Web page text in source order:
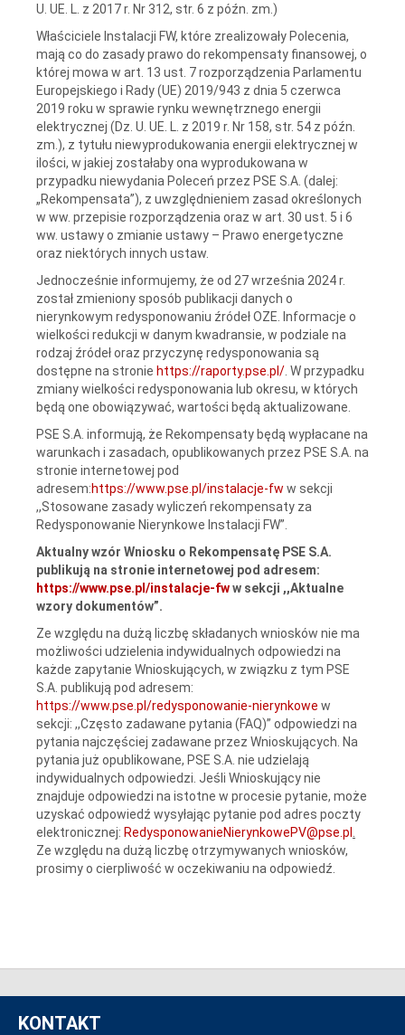
U. UE. L. z 2017 r. Nr 312, str. 6 z późn. zm.)
Właściciele Instalacji FW, które zrealizowały Polecenia,
mają co do zasady prawo do rekompensaty finansowej, o
której mowa w art. 13 ust. 7 rozporządzenia Parlamentu
Europejskiego i Rady (UE) 2019/943 z dnia 5 czerwca
2019 roku w sprawie rynku wewnętrznego energii
elektrycznej (Dz. U. UE. L. z 2019 r. Nr 158, str. 54 z późn.
zm.), z tytułu niewyprodukowania energii elektrycznej w
ilości, w jakiej zostałaby ona wyprodukowana w
przypadku niewydania Poleceń przez PSE S.A. (dalej:
„Rekompensata”), z uwzględnieniem zasad określonych
w ww. przepisie rozporządzenia oraz w art. 30 ust. 5 i 6
ww. ustawy o zmianie ustawy – Prawo energetyczne
oraz niektórych innych ustaw.
Jednocześnie informujemy, że od 27 września 2024 r.
został zmieniony sposób publikacji danych o
nierynkowym redysponowaniu źródeł OZE. Informacje o
wielkości redukcji w danym kwadransie, w podziale na
rodzaj źródeł oraz przyczynę redysponowania są
dostępne na stronie https://raporty.pse.pl/ . W przypadku
zmiany wielkości redysponowania lub okresu, w których
będą one obowiązywać, wartości będą aktualizowane.
PSE S.A. informują, że Rekompensaty będą wypłacane na
warunkach i zasadach, opublikowanych przez PSE S.A. na
stronie internetowej pod
adresem:https://www.pse.pl/instalacje-fw w sekcji
,,Stosowane zasady wyliczeń rekompensaty za
Redysponowanie Nierynkowe Instalacji FW”.
Aktualny wzór Wniosku o Rekompensatę PSE S.A.
publikują na stronie internetowej pod adresem:
https://www.pse.pl/instalacje-fww sekcji ,,Aktualne
wzory dokumentów”.
Ze względu na dużą liczbę składanych wniosków nie ma
możliwości udzielenia indywidualnych odpowiedzi na
każde zapytanie Wnioskujących, w związku z tym PSE
S.A. publikują pod adresem:
https://www.pse.pl/redysponowanie-nierynkowe w
sekcji: ,,Często zadawane pytania (FAQ)” odpowiedzi na
pytania najczęściej zadawane przez Wnioskujących. Na
pytania już opublikowane, PSE S.A. nie udzielają
indywidualnych odpowiedzi. Jeśli Wnioskujący nie
znajduje odpowiedzi na istotne w procesie pytanie, może
uzyskać odpowiedź wysyłając pytanie pod adres poczty
elektronicznej: RedysponowanieNierynkowePV@pse.pl
Ze względu na dużą liczbę otrzymywanych wniosków,
prosimy o cierpliwość w oczekiwaniu na odpowiedź.
KONTAKT